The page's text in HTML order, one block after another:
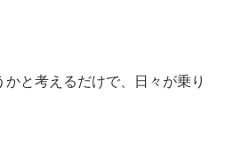
と考えるだけで、日々が乗り